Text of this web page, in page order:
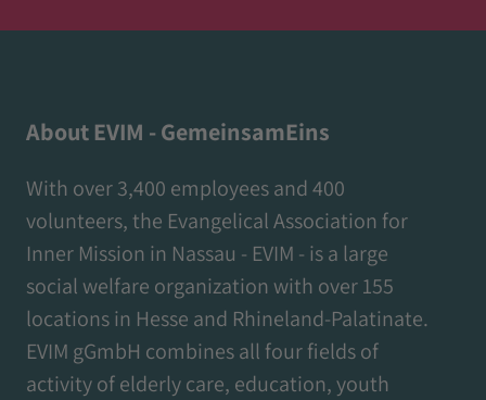
About EVIM - GemeinsamEins
With over 3,400 employees and 400
volunteers, the Evangelical Association for
Inner Mission in Nassau - EVIM - is a large
social welfare organization with over 155
locations in Hesse and Rhineland-Palatinate.
EVIM gGmbH combines all four fields of
activity of elderly care, education, youth